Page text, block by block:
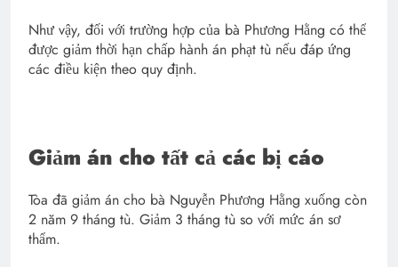
Như vậy, đối với trường hợp của bà Phương Hằng có thể
được giảm thời hạn chấp hành án phạt tù nếu đáp ứng
các điều kiện theo quy định.
Giảm án cho tất cả các bị cáo
Tòa đã giảm án cho bà Nguyễn Phương Hằng xuống còn
2 năm 9 tháng tù. Giảm 3 tháng tù so với mức án sơ
thẩm.